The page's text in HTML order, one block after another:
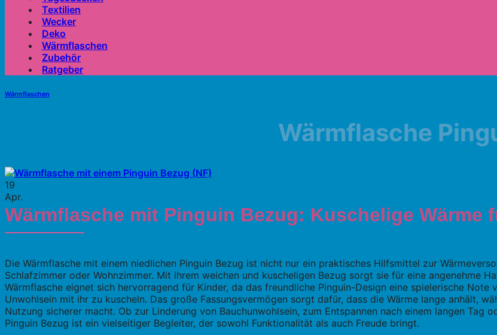
Textilien
Wecker
Deko
Wärmflaschen
Zubehör
Ratgeber
Wärmflaschen
Wärmflasche
19
Apr.
Wärmflasche mit Pinguin Bezug: Kuschelige Wärme
Die Wärmflasche mit einem niedlichen Pinguin Bezug ist nicht nur ein praktisches Hilfsmittel zur
Schlafzimmer oder Wohnzimmer. Mit ihrem weichen und kuscheligen Bezug sorgt sie für eine angenehme
Wärmflasche eignet sich hervorragend für Kinder, da das freundliche Pinguin-Design eine spielerische
Unwohlsein mit ihr zu kuscheln. Das große Fassungsvermögen sorgt dafür, dass die Wärme lange anhält,
Nutzung sicherer macht. Ob zur Linderung von Bauchunwohlsein, zum Entspannen nach einem langen Tag
Pinguin Bezug ist ein vielseitiger Begleiter, der sowohl Funktionalität als auch Freude bringt.